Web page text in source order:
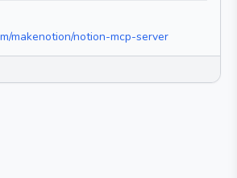
makenotion/notion-mcp-server